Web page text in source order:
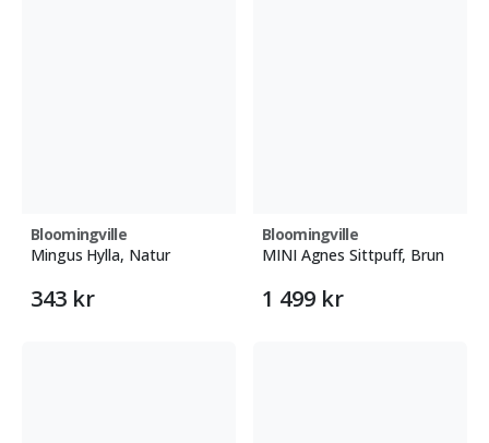
Bloomingville
Mingus Hylla, Natur
343 kr
Bloomingville
MINI Agnes Sittpuff, Brun
1 499 kr